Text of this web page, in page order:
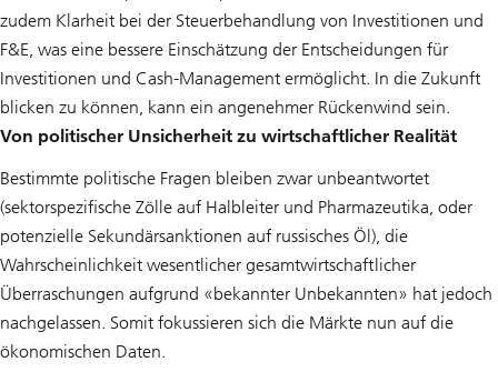
zudem Klarheit bei der Steuerbehandlung von Investitionen und
F&E, was eine bessere Einschätzung der Entscheidungen für
Investitionen und Cash-Management ermöglicht. In die Zukunft
blicken zu können, kann ein angenehmer Rückenwind sein.
Von politischer Unsicherheit zu wirtschaftlicher Realität
Bestimmte politische Fragen bleiben zwar unbeantwortet
(sektorspezifische Zölle auf Halbleiter und Pharmazeutika, oder
potenzielle Sekundärsanktionen auf russisches Öl), die
Wahrscheinlichkeit wesentlicher gesamtwirtschaftlicher
Überraschungen aufgrund «bekannter Unbekannten» hat jedoch
nachgelassen. Somit fokussieren sich die Märkte nun auf die
ökonomischen Daten.